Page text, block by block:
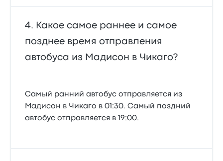
Какое самое раннее и самое
позднее время отправления
автобуса из Мадисон в Чикаго?
Самый ранний автобус отправляется из
Мадисон в Чикаго в 01:30. Самый поздний
автобус отправляется в 19:00.